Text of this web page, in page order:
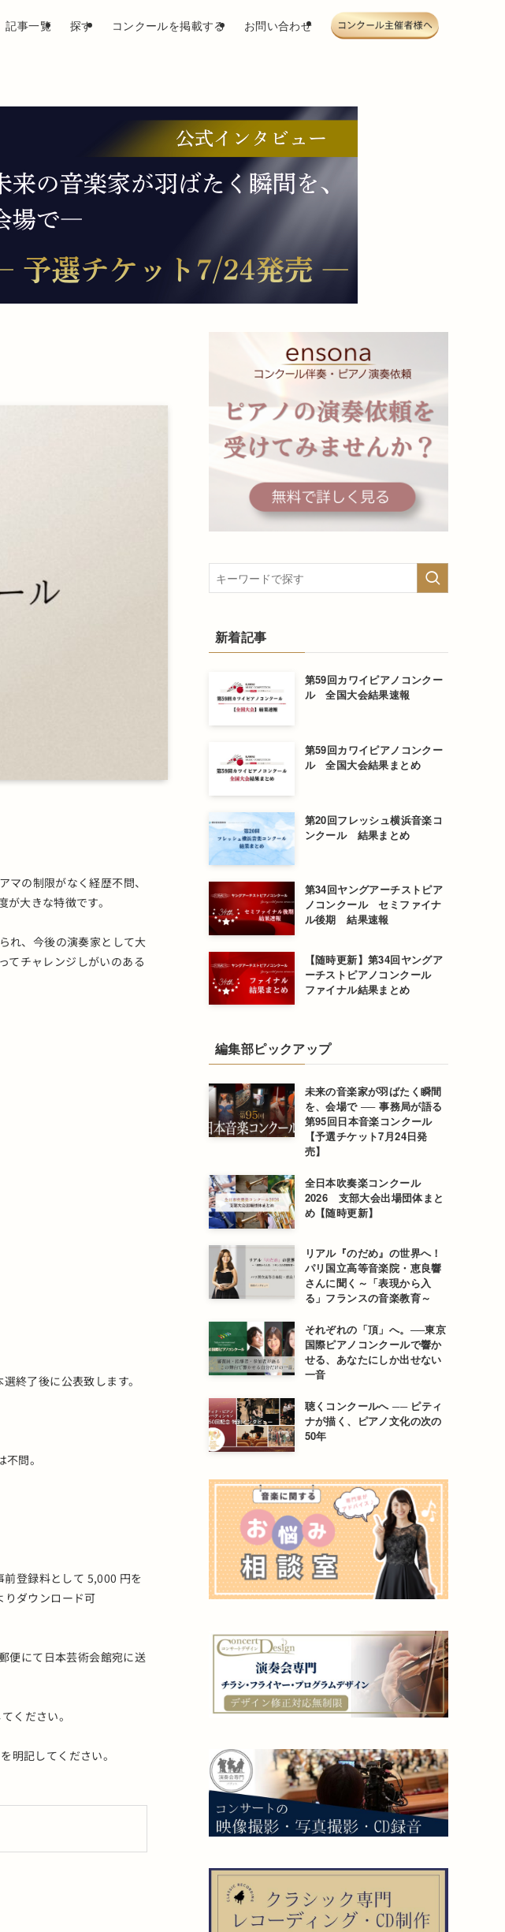
記事一覧 探す コンクールを掲載する お問い合わせ
マの制限がなく経歴不問、
大きな特徴です。
れ、今後の演奏家として大
てチャレンジしがいのある
終了後に公表致します。
問。
登録料として 5,000 円を
ダウンロード可
にて日本芸術会館宛に送
ください。
明記してください。
新着記事
第59回カワイピアノコンクー
ル 全国大会結果速報
第59回カワイピアノコンクー
ル 全国大会結果まとめ
第20回フレッシュ横浜音楽コ
ンクール 結果まとめ
第34回ヤングアーチストピア
ノコンクール セミファイナ
ル後期 結果速報
【随時更新】第34回ヤングア
ーチストピアノコンクール
ファイナル結果まとめ
編集部ピックアップ
未来の音楽家が羽ばたく瞬間
を、会場で ── 事務局が語る
第95回日本音楽コンクール
【予選チケット7月24日発
売】
全日本吹奏楽コンクール
2026 支部大会出場団体まと
め【随時更新】
リアル『のだめ』の世界へ！
パリ国立高等音楽院・恵良響
さんに聞く～「表現から入
る」フランスの音楽教育～
それぞれの「頂」へ。──東京
国際ピアノコンクールで響か
せる、あなたにしか出せない
一音
聴くコンクールへ ── ピティ
ナが描く、ピアノ文化の次の
50年